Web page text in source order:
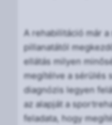
A rehabilitáció már
pillanatától
ellátás milyen
megítélve a sérülés
diagnózis legyen
az alapját a
feladata, hogy